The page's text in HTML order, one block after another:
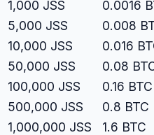
1,000 JSS 0.0016
5,000 JSS 0.008
10,000 JSS 0.016
50,000 JSS 0.08
100,000 JSS 0.16 BTC
500,000 JSS 0.8 BTC
1,000,000 JSS 1.6 BTC